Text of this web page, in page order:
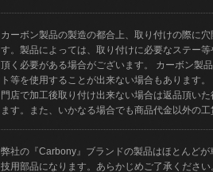
カーボン製品の製造の都合上、取り付けの際に
す。製品によっては、取り付けに必要なステー
頂く必要がある場合がございます。 カーボン製
ト等を使用することが出来ない場合もあります
門店で加工後取り付け出来ない場合は返品頂い
ます。また、いかなる場合でも商品代金以外の
弊社の『Carbony』ブランドの製品はほとんど
技用部品になります。あらかじめご了承ください